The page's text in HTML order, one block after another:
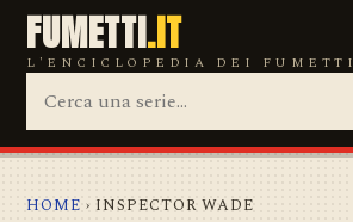
FUMETTI.IT
L'ENCICLOPEDIA DEI FUMETTI
HOME › INSPECTOR WADE